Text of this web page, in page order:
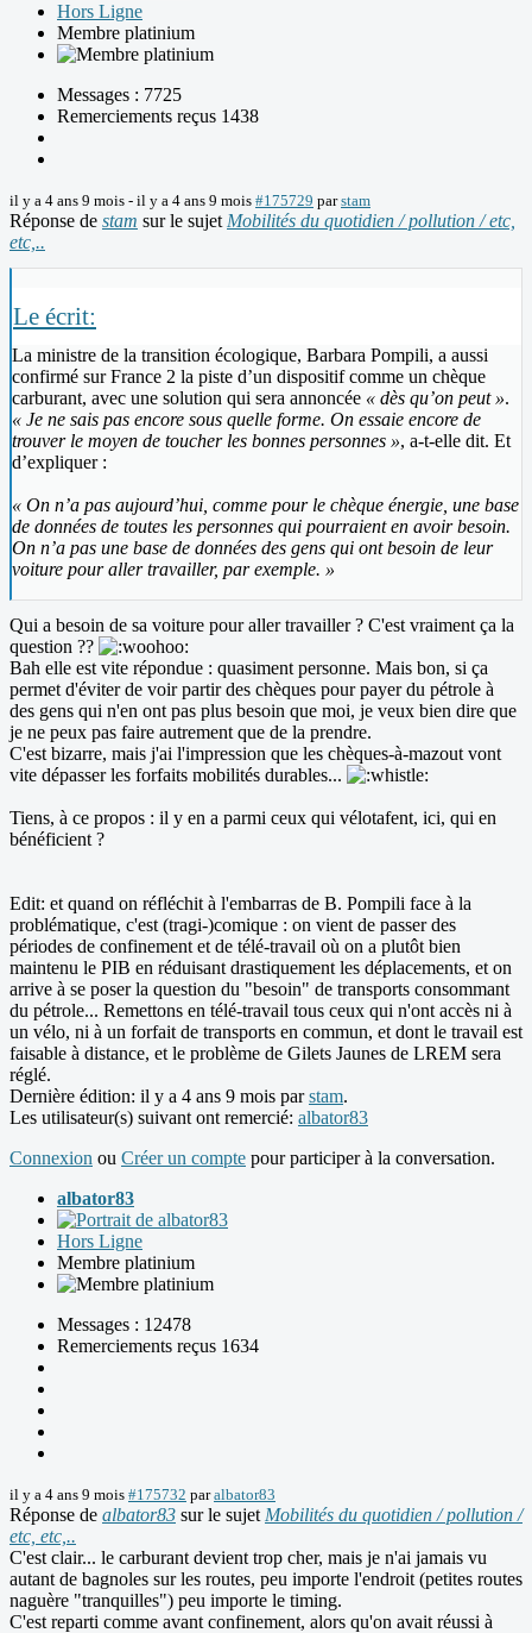
Hors Ligne
Membre platinium
Messages : 7725
Remerciements reçus 1438
il y a 4 ans 9 mois - il y a 4 ans 9 mois #175729 parstam
Réponse de stam sur le sujet Mobilités du quotidien / pollution / etc,
etc,..
Le écrit:
La ministre de la transition écologique, Barbara Pompili, a aussi
confirmé sur France 2 la piste d’un dispositif comme un chèque
carburant, avec une solution qui sera annoncée « dès qu’on peut ».
« Je ne sais pas encore sous quelle forme. On essaie encore de
trouver le moyen de toucher les bonnes personnes », a-t-elle dit. Et
d’expliquer :
« On n’a pas aujourd’hui, comme pour le chèque énergie, une base
de données de toutes les personnes qui pourraient en avoir besoin.
On n’a pas une base de données des gens qui ont besoin de leur
voiture pour aller travailler, par exemple. »
Qui a besoin de sa voiture pour aller travailler ? C'est vraiment ça la
question ??
Bah elle est vite répondue : quasiment personne. Mais bon, si ça
permet d'éviter de voir partir des chèques pour payer du pétrole à
des gens qui n'en ont pas plus besoin que moi, je veux bien dire que
je ne peux pas faire autrement que de la prendre.
C'est bizarre, mais j'ai l'impression que les chèques-à-mazout vont
vite dépasser les forfaits mobilités durables...
Tiens, à ce propos : il y en a parmi ceux qui vélotafent, ici, qui en
bénéficient ?
Edit: et quand on réfléchit à l'embarras de B. Pompili face à la
problématique, c'est (tragi-)comique : on vient de passer des
périodes de confinement et de télé-travail où on a plutôt bien
maintenu le PIB en réduisant drastiquement les déplacements, et on
arrive à se poser la question du "besoin" de transports consommant
du pétrole... Remettons en télé-travail tous ceux qui n'ont accès ni à
un vélo, ni à un forfait de transports en commun, et dont le travail est
faisable à distance, et le problème de Gilets Jaunes de LREM sera
réglé.
Dernière édition: il y a 4 ans 9 mois parstam.
Les utilisateur(s) suivant ont remercié: albator83
Connexion ou Créer un compte pour participer à la conversation.
albator83
Hors Ligne
Membre platinium
Messages : 12478
Remerciements reçus 1634
il y a 4 ans 9 mois #175732 paralbator83
Réponse de albator83 sur le sujet Mobilités du quotidien / pollution /
etc, etc,..
C'est clair... le carburant devient trop cher, mais je n'ai jamais vu
autant de bagnoles sur les routes, peu importe l'endroit (petites routes
naguère "tranquilles") peu importe le timing.
C'est reparti comme avant confinement, alors qu'on avait réussi à